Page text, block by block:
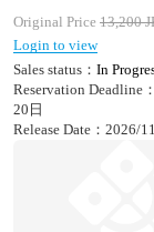
Original Price 13,200
Login to view
Sales status： In
Reservation Deadline
20日
Release Date：2026/